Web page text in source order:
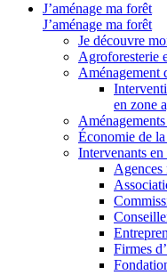
J’aménage ma forêt
J’aménage ma forêt
Je découvre
Agroforesterie
Aménagement
en zone
Économie de
Intervenants
Agences
Firmes